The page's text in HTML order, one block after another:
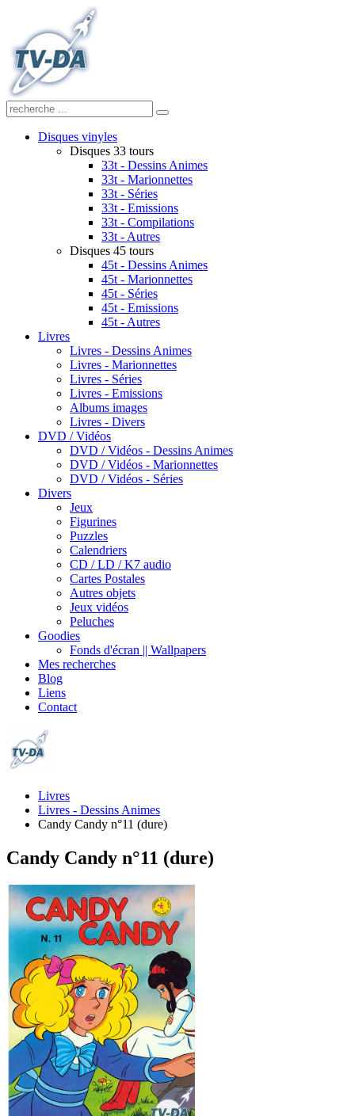
Disques vinyles
Disques 33 tours
33t - Dessins Animes
33t - Marionnettes
33t - Séries
33t - Emissions
33t - Compilations
33t - Autres
Disques 45 tours
45t - Dessins Animes
45t - Marionnettes
45t - Séries
45t - Emissions
45t - Autres
Livres
Livres - Dessins Animes
Livres - Marionnettes
Livres - Séries
Livres - Emissions
Albums images
Livres - Divers
DVD / Vidéos
DVD / Vidéos - Dessins Animes
DVD / Vidéos - Marionnettes
DVD / Vidéos - Séries
Divers
Jeux
Figurines
Puzzles
Calendriers
CD / LD / K7 audio
Cartes Postales
Autres objets
Jeux vidéos
Peluches
Goodies
Fonds d'écran || Wallpapers
Mes recherches
Blog
Liens
Contact
Livres
Livres - Dessins Animes
Candy Candy n°11 (dure)
Candy Candy n°11 (dure)